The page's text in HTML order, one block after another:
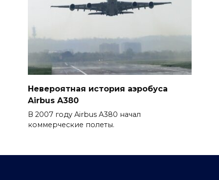
Невероятная история аэробуса
Airbus A380
В 2007 году Airbus A380 начал
коммерческие полеты.